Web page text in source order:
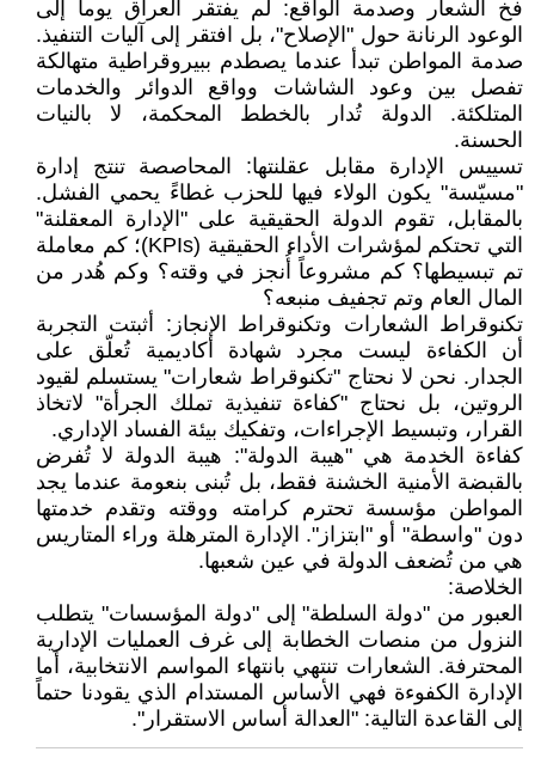
​فخ الشعار وصدمة الواقع: لم يفتقر العراق يوماً إلى
الوعود الرنانة حول "الإصلاح"، بل افتقر إلى آليات التنفيذ.
صدمة المواطن تبدأ عندما يصطدم ببيروقراطية متهالكة
تفصل بين وعود الشاشات وواقع الدوائر والخدمات
المتلكئة. الدولة تُدار بالخطط المحكمة، لا بالنيات
الحسنة.
​تسييس الإدارة مقابل عقلنتها: المحاصصة تنتج إدارة
"مسيّسة" يكون الولاء فيها للحزب غطاءً يحمي الفشل.
بالمقابل، تقوم الدولة الحقيقية على "الإدارة المعقلنة"
التي تحتكم لمؤشرات الأداء الحقيقية (KPIs)؛ كم معاملة
تم تبسيطها؟ كم مشروعاً أُنجز في وقته؟ وكم هُدر من
المال العام وتم تجفيف منبعه؟
​تكنوقراط الشعارات وتكنوقراط الإنجاز: أثبتت التجربة
أن الكفاءة ليست مجرد شهادة أكاديمية تُعلّق على
الجدار. نحن لا نحتاج "تكنوقراط شعارات" يستسلم لقيود
الروتين، بل نحتاج "كفاءة تنفيذية تملك الجرأة" لاتخاذ
القرار، وتبسيط الإجراءات، وتفكيك بيئة الفساد الإداري.
​كفاءة الخدمة هي "هيبة الدولة": هيبة الدولة لا تُفرض
بالقبضة الأمنية الخشنة فقط، بل تُبنى بنعومة عندما يجد
المواطن مؤسسة تحترم كرامته ووقته وتقدم خدمتها
دون "واسطة" أو "ابتزاز". الإدارة المترهلة وراء المتاريس
هي من تُضعف الدولة في عين شعبها.
​الخلاصة:
العبور من "دولة السلطة" إلى "دولة المؤسسات" يتطلب
النزول من منصات الخطابة إلى غرف العمليات الإدارية
المحترفة. الشعارات تنتهي بانتهاء المواسم الانتخابية، أما
الإدارة الكفوءة فهي الأساس المستدام الذي يقودنا حتماً
إلى القاعدة التالية: "العدالة أساس الاستقرار".